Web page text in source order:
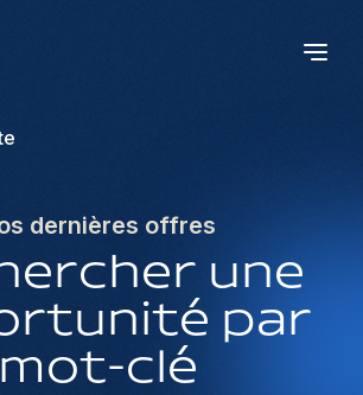
dernières offres
une
par
mot-clé